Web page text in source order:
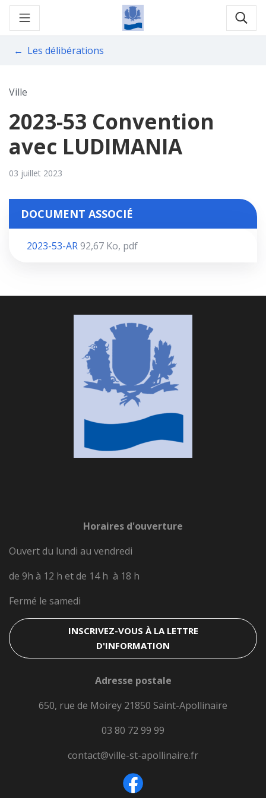
Gestion des traceurs
Aller
contenu
Les délibérations
Ville
2023-53 Convention
avec LUDIMANIA
03 juillet 2023
DOCUMENT ASSOCIÉ
2023-53-AR92,67 Ko, pdf
Horaires d'ouverture
Ouvert du lundi au vendredi
de 9h à 12 h et de 14 h à 18 h
Fermé le samedi
INSCRIVEZ-VOUS À LA LETTRE
D'INFORMATION
Adresse postale
650, rue de Moirey 21850 Saint-Apollinaire
03 80 72 99 99
contact@ville-st-apollinaire.fr